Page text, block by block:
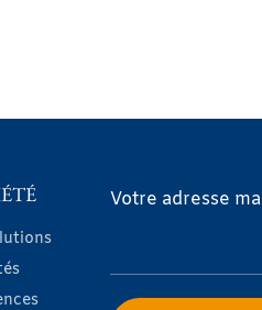
Votre adresse